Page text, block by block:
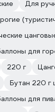
Для
для
220 г
Бутан 220 г
для